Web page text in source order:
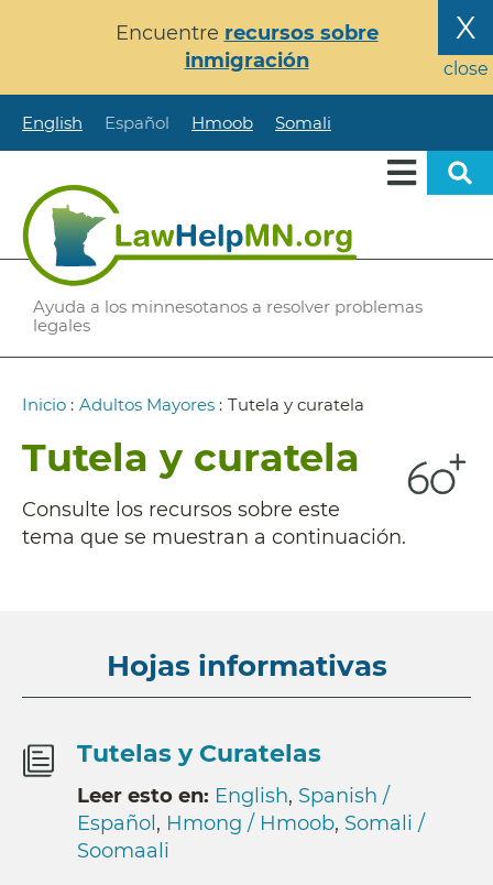
principal
X
close
Encuentre recursos sobre
inmigración
English Español Hmoob Somali
Ayuda a los minnesotanos a resolver problemas
legales
Ruta
navegación
Inicio : Adultos Mayores : Tutela y curatela
Tutela y curatela
Consulte los recursos sobre este
tema que se muestran a continuación.
Hojas informativas
Tutelas y Curatelas
Leer esto en: English, Spanish /
Español , Hmong / Hmoob, Somali /
Soomaali